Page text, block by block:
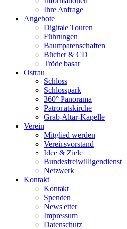
Ihre Anfrage
Angebote
Digitale Touren
Führungen
Baumpatenschaften
Bücher & CD
Trödelbasar
Ostrau
Schloss
Schlosspark
360° Panorama
Patronatskirche
Grab-Altar-Kapelle
Verein
Mitglied werden
Vereinsvorstand
Idee & Ziele
Bundesfreiwilligendienst
Netzwerk
Kontakt
Kontakt
Spenden
Newsletter
Impressum
Datenschutz